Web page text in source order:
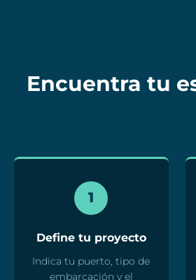
Encuentra tu
1
Define tu proyecto
Indica tu puerto, tipo de
embarcación y el